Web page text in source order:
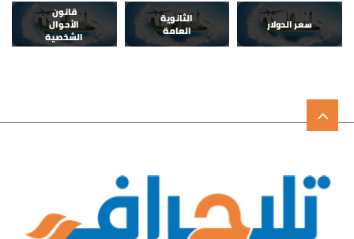
سعر الدولار
الثانوية
العامة
قانون
الأحوال
الشخصية